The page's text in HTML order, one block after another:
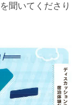
聞いてくださり